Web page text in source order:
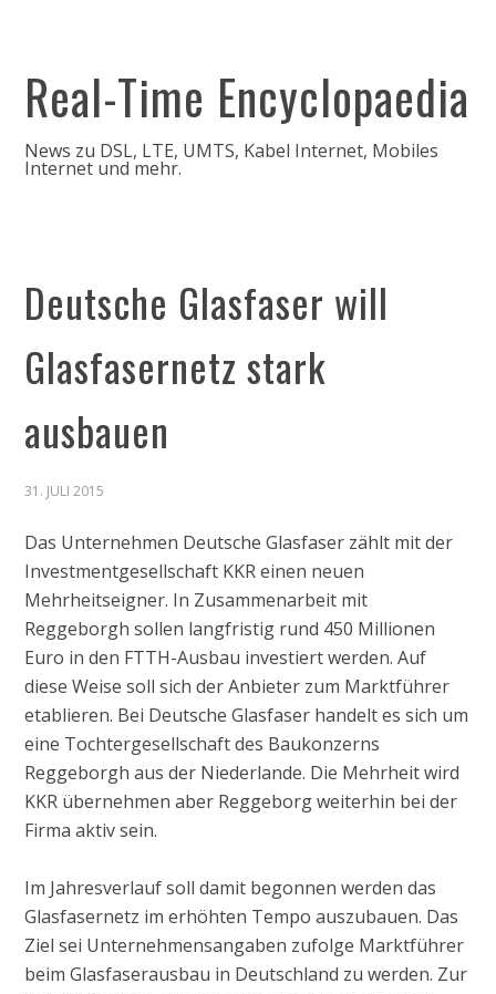
Real-Time Encyclopaedia
News zu DSL, LTE, UMTS, Kabel Internet, Mobiles
Internet und mehr.
Deutsche Glasfaser will
Glasfasernetz stark
ausbauen
31. JULI 2015
Das Unternehmen Deutsche Glasfaser zählt mit der
Investmentgesellschaft KKR einen neuen
Mehrheitseigner. In Zusammenarbeit mit
Reggeborgh sollen langfristig rund 450 Millionen
Euro in den FTTH-Ausbau investiert werden. Auf
diese Weise soll sich der Anbieter zum Marktführer
etablieren. Bei Deutsche Glasfaser handelt es sich um
eine Tochtergesellschaft des Baukonzerns
Reggeborgh aus der Niederlande. Die Mehrheit wird
KKR übernehmen aber Reggeborg weiterhin bei der
Firma aktiv sein.
Im Jahresverlauf soll damit begonnen werden das
Glasfasernetz im erhöhten Tempo auszubauen. Das
Ziel sei Unternehmensangaben zufolge Marktführer
beim Glasfaserausbau in Deutschland zu werden. Zur